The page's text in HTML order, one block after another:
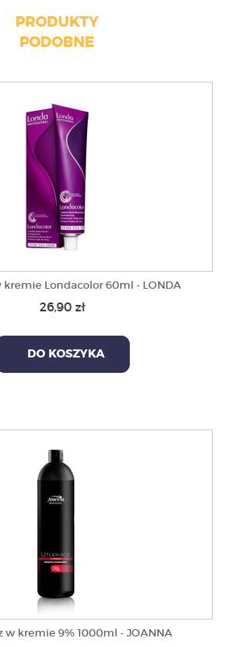
PRODUKTY
PODOBNE
kremie Londacolor 60ml - LONDA
26,90 zł
DO KOSZYKA
w kremie 9% 1000ml - JOANNA